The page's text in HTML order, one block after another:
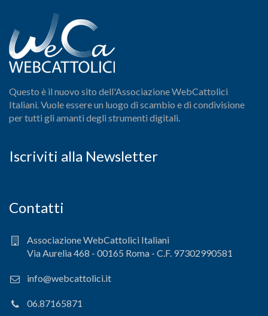
Questo è il nuovo sito dell'Associazione WebCattolici
Italiani. Vuole essere un luogo di scambio e di condivisione
per tutti gli amanti degli strumenti digitali.
Iscriviti alla Newsletter
Contatti
Associazione WebCattolici Italiani
Via Aurelia 468 - 00165 Roma - C.F. 97302990581
info@webcattolici.it
06.87165871